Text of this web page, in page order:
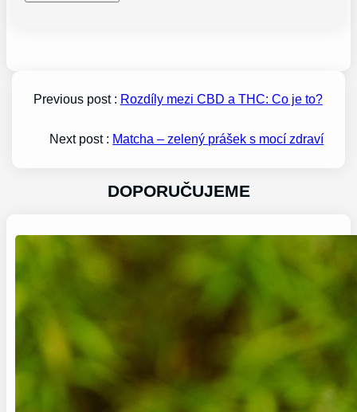
Previous post : Rozdíly mezi CBD a THC: Co je to?
Next post : Matcha – zelený prášek s mocí zdraví
DOPORUČUJEME